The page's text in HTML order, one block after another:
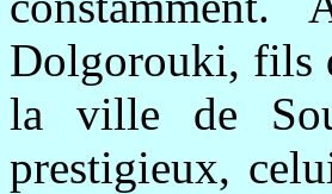
Dolgorouki, fils
la ville de
prestigieux,